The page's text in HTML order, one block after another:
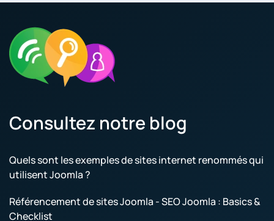
Consultez notre blog
Quels sont les exemples de sites internet renommés qui
utilisent Joomla ?
Référencement de sites Joomla - SEO Joomla : Basics &
Checklist